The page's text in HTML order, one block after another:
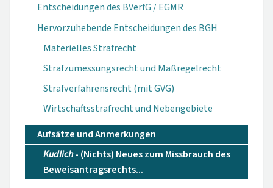
Entscheidungen des BVerfG / EGMR
Hervorzuhebende Entscheidungen des BGH
Materielles Strafrecht
Strafzumessungsrecht und Maßregelrecht
Strafverfahrensrecht (mit GVG)
Wirtschaftsstrafrecht und Nebengebiete
Aufsätze und Anmerkungen
Kudlich- (Nichts) Neues zum Miss­brauch des
Be­weisantrags­rechts...